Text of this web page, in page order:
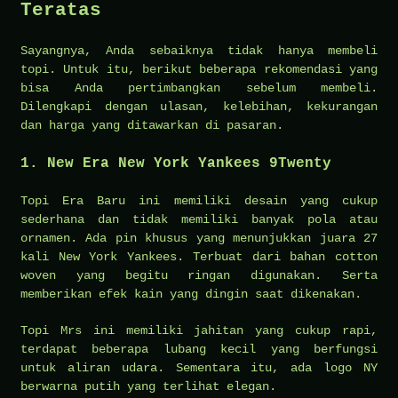
Teratas
Sayangnya, Anda sebaiknya tidak hanya membeli
topi. Untuk itu, berikut beberapa rekomendasi yang
bisa Anda pertimbangkan sebelum membeli.
Dilengkapi dengan ulasan, kelebihan, kekurangan
dan harga yang ditawarkan di pasaran.
1. New Era New York Yankees 9Twenty
Topi Era Baru ini memiliki desain yang cukup
sederhana dan tidak memiliki banyak pola atau
ornamen. Ada pin khusus yang menunjukkan juara 27
kali New York Yankees. Terbuat dari bahan cotton
woven yang begitu ringan digunakan. Serta
memberikan efek kain yang dingin saat dikenakan.
Topi Mrs ini memiliki jahitan yang cukup rapi,
terdapat beberapa lubang kecil yang berfungsi
untuk aliran udara. Sementara itu, ada logo NY
berwarna putih yang terlihat elegan.